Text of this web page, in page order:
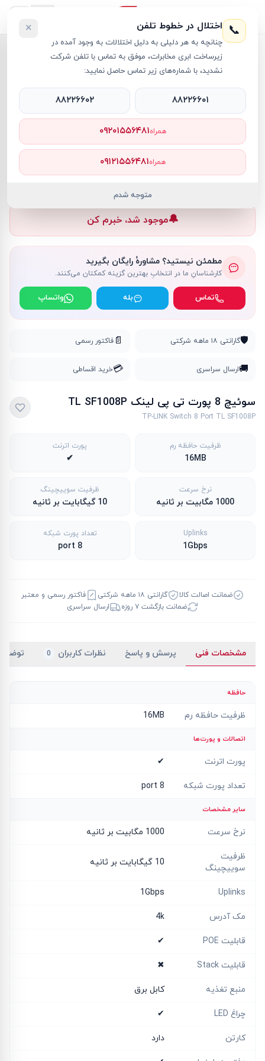
سوئیچ شبکه سوئیچ 8 پورت تی پی لینک TL SF1008P
سوئیچ شبکه RT8261
ناموجود
🔔موجود شد، خبرم کن
مطمئن نیستید؟ مشاورهٔ رایگان بگیرید
کارشناسانِ ما در انتخابِ بهترین گزینه کمکتان می‌کنند.
تماس بله واتساپ
🛡️گارانتی ۱۸ ماهه شرکتی 📄 فاکتور رسمی
🚚ارسال سراسری 💳خرید اقساطی
سوئیچ 8 پورت تی پی لینک TL SF1008P
TP-LINK Switch 8 Port TL SF1008P
ظرفیت حافظه رم
16MB
پورت اترنت
✔
نرخ سرعت
1000 مگابیت بر ثانیه
ظرفیت سوییچینگ
10 گیگابایت بر ثانیه
Uplinks
1Gbps
تعداد پورت شبکه
8 port
ضمانت اصالت کالا گارانتی ۱۸ ماهه شرکتی
فاکتور رسمی و معتبر
ضمانت بازگشت ۷ روزه
ارسال سراسری
مشخصات فنی پرسش و پاسخ نظرات کاربران 0
حافظه
ظرفیت حافظه رم 16MB
اتصالات و پورت‌ها
پورت اترنت ✔
تعداد پورت شبکه 8 port
سایر مشخصات
نرخ سرعت 1000 مگابیت بر ثانیه
ظرفیت
سوییچینگ
10 گیگابایت بر ثانیه
Uplinks
1Gbps
مک آدرس 4k
قابلیت POE ✔
قابلیت Stack ✖
منبع تغذیه کابل برق
چراغ LED ✔
کارتن دارد
📞 اختلال در خطوط تلفن
چنانچه به هر دلیلی به دلیل اختلالات به وجود آمده در
زیرساخت ابری مخابرات، موفق به تماس با تلفن شرکت
نشدید، با شماره‌های زیر تماس حاصل نمایید:
×
۸۸۲۲۶۶۰۱ ۸۸۲۲۶۶۰۲
همراه۰۹۲۰۱۵۵۶۴۸۱
همراه۰۹۱۲۱۵۵۶۴۸۱
متوجه شدم